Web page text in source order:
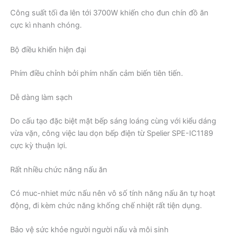
Công suất tối đa lên tới 3700W khiến cho đun chín đồ ăn
cực kì nhanh chóng.
Bộ điều khiển hiện đại
Phím điều chỉnh bởi phím nhấn cảm biến tiên tiến.
Dễ dàng làm sạch
Do cấu tạo đặc biệt mặt bếp sáng loáng cùng với kiểu dáng
vừa vặn, công việc lau dọn bếp điện từ Spelier SPE-IC1189
cực kỳ thuận lợi.
Rất nhiều chức năng nấu ăn
Có muc-nhiet mức nấu nên vô số tính năng nấu ăn tự hoạt
động, đi kèm chức năng khống chế nhiệt rất tiện dụng.
Bảo vệ sức khỏe người người nấu và môi sinh